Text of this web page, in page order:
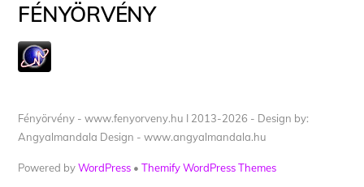
FÉNYÖRVÉNY
Fényörvény - www.fenyorveny.hu I 2013-2026 - Design by:
Angyalmandala Design - www.angyalmandala.hu
Powered byWordPress •Themify WordPress Themes